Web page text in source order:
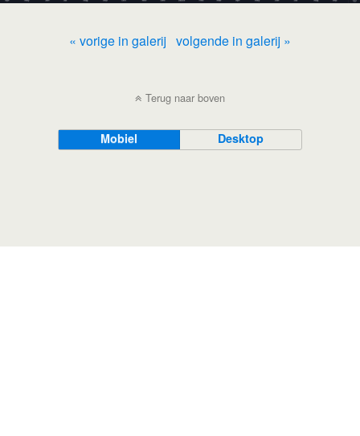
« vorige in galerij volgende in galerij »
Terug naar boven
Mobiel Desktop